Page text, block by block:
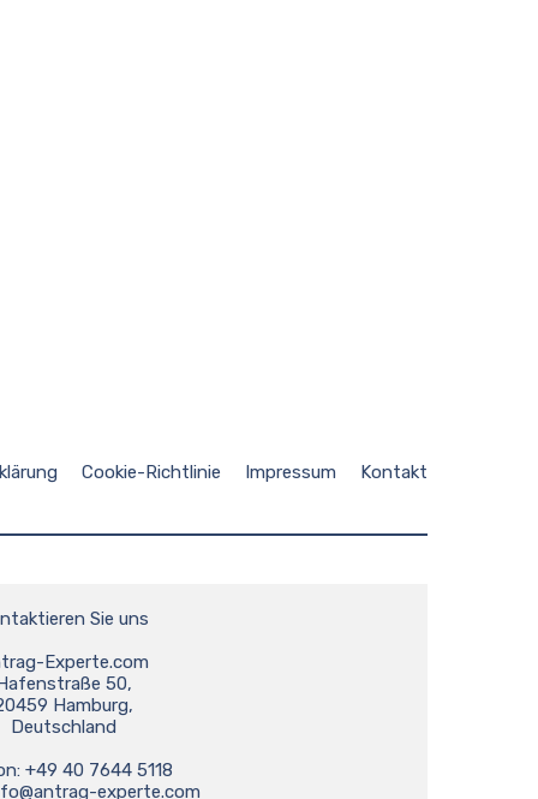
Cookie-Richtlinie Impressum Kontakt
Sie uns
Experte.com
50,
Hamburg,
Deutschland
+49 40 7644 5118
experte.com